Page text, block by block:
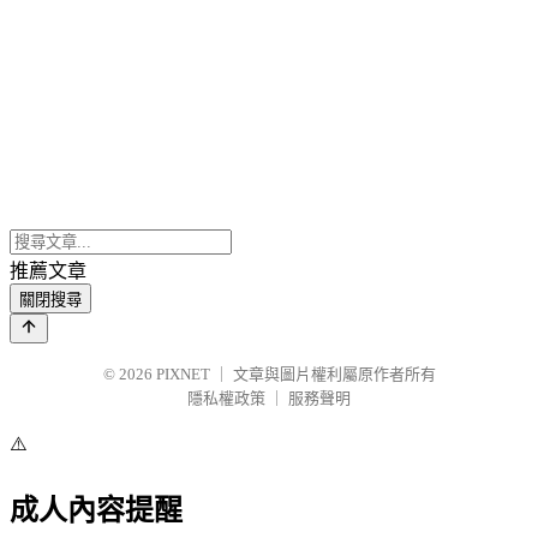
推薦文章
關閉搜尋
© 2026 PIXNET
文章與圖片權利屬原作者所有
隱私權政策
服務聲明
⚠️
成人內容提醒